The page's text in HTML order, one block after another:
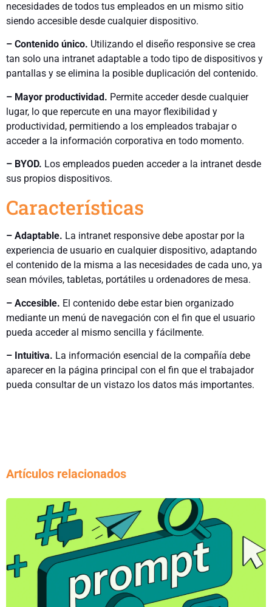
necesidades de todos tus empleados en un mismo sitio
siendo accesible desde cualquier dispositivo.
– Contenido único. Utilizando el diseño responsive se crea
tan solo una intranet adaptable a todo tipo de dispositivos y
pantallas y se elimina la posible duplicación del contenido.
– Mayor productividad. Permite acceder desde cualquier
lugar, lo que repercute en una mayor flexibilidad y
productividad, permitiendo a los empleados trabajar o
acceder a la información corporativa en todo momento.
– BYOD. Los empleados pueden acceder a la intranet desde
sus propios dispositivos.
Características
– Adaptable. La intranet responsive debe apostar por la
experiencia de usuario en cualquier dispositivo, adaptando
el contenido de la misma a las necesidades de cada uno, ya
sean móviles, tabletas, portátiles u ordenadores de mesa.
– Accesible. El contenido debe estar bien organizado
mediante un menú de navegación con el fin que el usuario
pueda acceder al mismo sencilla y fácilmente.
– Intuitiva. La información esencial de la compañía debe
aparecer en la página principal con el fin que el trabajador
pueda consultar de un vistazo los datos más importantes.
Artículos relacionados